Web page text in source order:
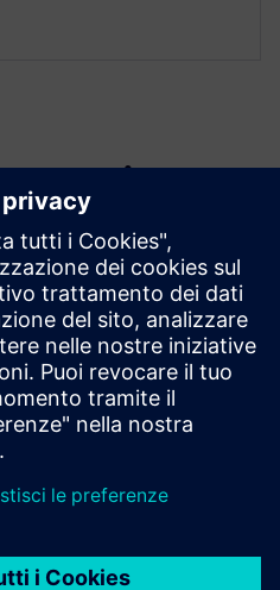
e i
aggiuntive
Execution Pharma